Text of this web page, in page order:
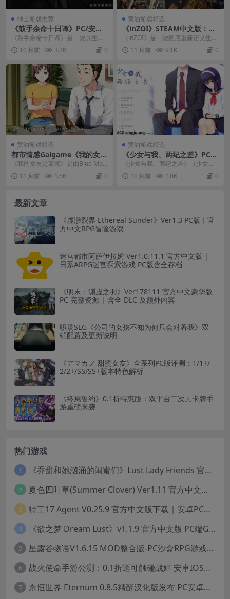
绅士游戏推荐
《鼓手余命十日谭》PC/安卓
官方中文版：十日倒数音乐冒
《鼓手余命十日谭》是一款以生命
倒计时为核心的音乐叙事游戏，玩
家将扮演身患绝症的鼓...
10 月前 3.2K 0
黄油游戏精选
《inZOI》STEAM中文版：虚
幻引擎5打造4289参数真实人
《inZOI》是一款彻底重新定义生命
模拟游戏的3D开放世界大作，采用
虚幻引擎5构...
11 月前 9.1K 0
黄油游戏精选
都市情感Galgame《我的女友
是蓝领》PC版：多线剧情与沉
浸式体验
《我的女友是蓝领》是由Blue Moo
n Studio开发的现代都市题材Galg...
11 月前 1.5K 0
黄油游戏精选
《少女与我、两纪之差》PC/K
RKR正式版上线：24岁与48岁
的治愈邂逅
《少女与我、两纪之差》（少女と
年の差、ふたまわり）正式版震撼
发布！这款由知名剧本...
10 月前 1.0K 0
最新文章
《虚渺裂界 Ethereal Sunder》Ver1.3 PC版｜官
方中文RPG冒险游戏
迷宫都市阿萨伊拉姆 Ver1.0.11.1 官方中文版 |
日系ARPG迷宫探索游戏 PC版含全存档
《明末：渊虚之羽》Ver178111 官方中文豪华版
PC 完整资源 | 含全 DLC 及额外内容
职场SLG《公司的女孩不知为何只会对著我》双
端配置及更新说明
《アマカノ 甜蜜女友》全系列PC版评测：1/1+/
2/2+/SS/SS+版本特色解析
《终焉誓约》0.1折特惠版：双平台二次元卡牌手
游重磅来袭
热门游戏
1 《乔甜和她汹涌的闺蜜们》Lust Lady Friends 官方中文版 SLG模拟经营游戏｜角色情感互动｜动态画面
2 夏色四叶草(Summer Clover) Ver1.11 官方中文版：全CG无修+动态互动SLG游戏下载
3 特工17 Agent V0.25.9 官方中文版下载｜安卓PC双端｜附存档赞助码
4 《欲之梦 Dream Lust》v1.1.9 官方中文版 PC端Galgame推荐
5 星露谷物语V1.6.15 MOD整合版-PC沙盒RPG游戏STEAM官中+200款美化MOD
6 战火使命手游公测：0.1折送可触碰战姬 安卓IOS双端互通中文版
7 永恒世界 Eternum 0.8.5精翻汉化版发布 PC安卓双端 SLG游戏